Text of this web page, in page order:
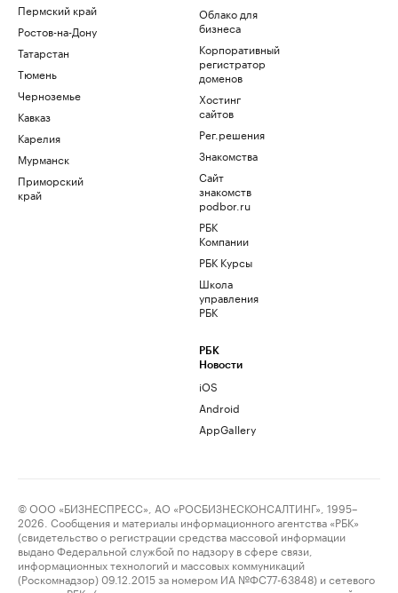
Пермский край
Ростов-на-Дону
Татарстан
Тюмень
Черноземье
Кавказ
Карелия
Мурманск
Приморский
край
Облако для
бизнеса
Корпоративный
регистратор
доменов
Хостинг
сайтов
Рег.решения
Знакомства
Сайт
знакомств
podbor.ru
РБК
Компании
РБК Курсы
Школа
управления
РБК
РБК
Новости
iOS
Android
AppGallery
© ООО «БИЗНЕСПРЕСС», АО «РОСБИЗНЕСКОНСАЛТИНГ», 1995–
2026. Сообщения и материалы информационного агентства «РБК»
(свидетельство о регистрации средства массовой информации
выдано Федеральной службой по надзору в сфере связи,
информационных технологий и массовых коммуникаций
(Роскомнадзор) 09.12.2015 за номером ИА №ФС77-63848) и сетевого